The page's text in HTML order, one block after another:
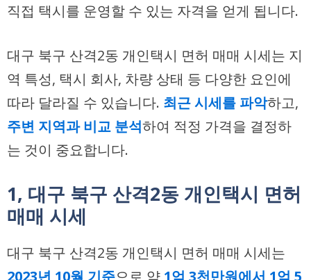
직접 택시를 운영할 수 있는 자격을 얻게 됩니다.
대구 북구 산격2동 개인택시 면허 매매 시세는 지
역 특성, 택시 회사, 차량 상태 등 다양한 요인에
따라 달라질 수 있습니다. 최근 시세를 파악하고,
주변 지역과 비교 분석하여 적정 가격을 결정하
는 것이 중요합니다.
1, 대구 북구 산격2동 개인택시 면허
매매 시세
대구 북구 산격2동 개인택시 면허 매매 시세는
2023년 10월 기준으로 약 1억 3천만원에서 1억 5